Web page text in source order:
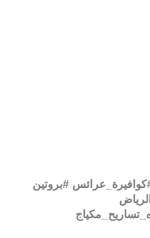
⁧‫#بروتين‬⁩